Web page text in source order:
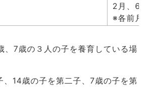
2月、6
※各前月
、7歳の３人の子を養育している場
、14歳の子を第二子、7歳の子を第